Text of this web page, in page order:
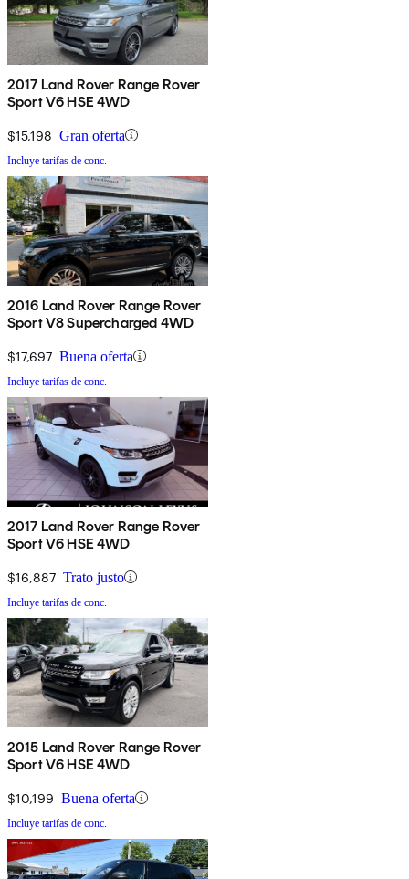
2017 Land Rover Range Rover
Sport V6 HSE 4WD
$15,198 Gran oferta
Incluye tarifas de conc.
2016 Land Rover Range Rover
Sport V8 Supercharged 4WD
$17,697 Buena oferta
Incluye tarifas de conc.
2017 Land Rover Range Rover
Sport V6 HSE 4WD
$16,887 Trato justo
Incluye tarifas de conc.
2015 Land Rover Range Rover
Sport V6 HSE 4WD
$10,199 Buena oferta
Incluye tarifas de conc.